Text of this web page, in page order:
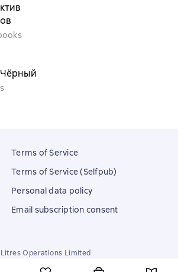
Terms of Service
Terms of Service (Selfpub)
Personal data policy
Email subscription consent
Litres Operations Limited